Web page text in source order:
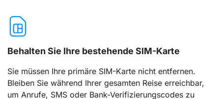
Behalten Sie Ihre bestehende SIM-Karte
Sie müssen Ihre primäre SIM-Karte nicht entfernen.
Bleiben Sie während Ihrer gesamten Reise erreichbar,
um Anrufe, SMS oder Bank-Verifizierungscodes zu